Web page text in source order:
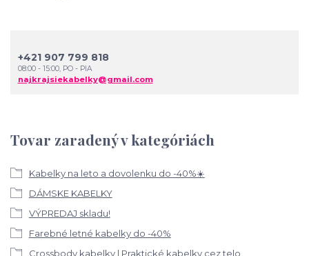
Tovar zaradený v kategóriách
Kabelky na leto a dovolenku do -40%☀️
DÁMSKE KABELKY
VÝPREDAJ skladu!
Farebné letné kabelky do -40%
Crossbody kabelky | Praktické kabelky cez telo
+421 907 799 818
08:00 - 15:00, PO - PIA
najkrajsiekabelky@gmail.com